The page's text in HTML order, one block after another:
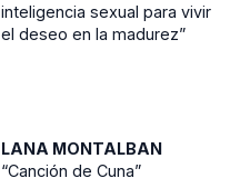
inteligencia sexual para vivir
el deseo en la madurez”
LANA MONTALBAN
“Canción de Cuna”